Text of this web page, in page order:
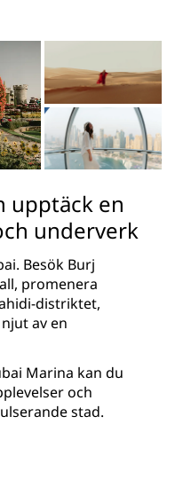
upptäck en
underverk
Besök Burj
promenera
distriktet,
av en
Marina kan du
och
stad.